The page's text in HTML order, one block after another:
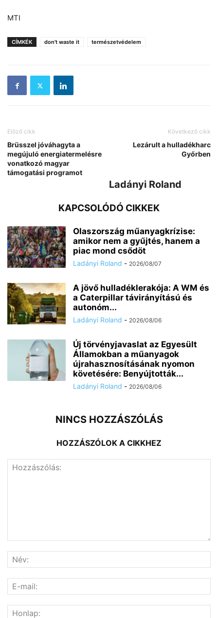
MTI
CÍMKÉK don't waste it természetvédelem
Előző cikk
Brüsszel jóváhagyta a
megújuló energiatermelésre
vonatkozó magyar
támogatási programot
Következő cikk
Lezárult a hulladékharc
Győrben
Ladányi Roland
KAPCSOLÓDÓ CIKKEK
Olaszország műanyagkrízise:
amikor nem a gyűjtés, hanem a
piac mond csődöt
Ladányi Roland - 2026/08/07
A jövő hulladéklerakója: A WM és
a Caterpillar távirányítású és
autonóm...
Ladányi Roland - 2026/08/06
Új törvényjavaslat az Egyesült
Államokban a műanyagok
újrahasznosításának nyomon
követésére: Benyújtották...
Ladányi Roland - 2026/08/06
NINCS HOZZÁSZÓLÁS
HOZZÁSZÓLOK A CIKKHEZ